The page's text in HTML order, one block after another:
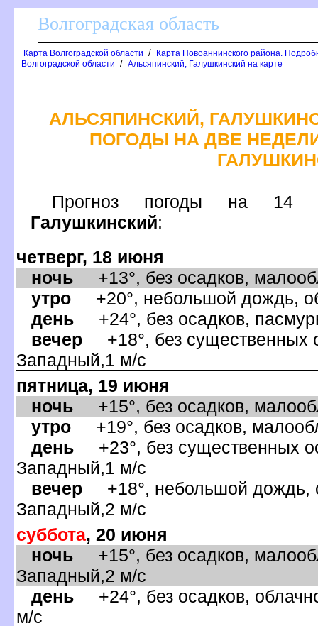
олгоградская область
Карта Волгоградской области /
Карта Новоаннинского района.
олгоградской области / Альсяпинский, Галушкинский на карте
АЛЬСЯПИНСКИЙ,
ПОГОДЫ НА ДВЕ
Прогноз погоды на
Галушкинский:
четверг, 18 июня
ночь +13°, без осадков,
утро +20°, небольшой дождь,
день +24°, без осадков,
ечер +18°, без существенных
Западный,1 м/с
пятница, 19 июня
ночь +15°, без осадков,
утро +19°, без осадков,
день +23°, без существенных
Западный,1 м/с
ечер +18°, небольшой дождь,
Западный,2 м/с
суббота, 20 июня
ночь +15°, без осадков,
Западный,2 м/с
день +24°, без осадков,
м/с